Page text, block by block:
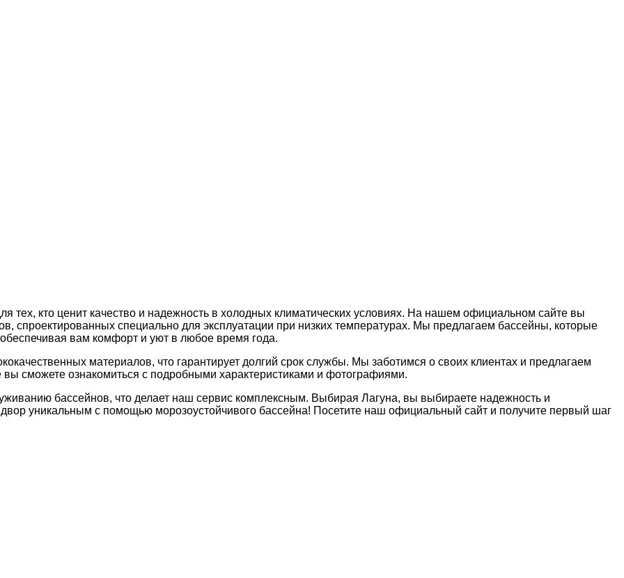
тех, кто ценит качество и надежность в холодных климатических условиях. На нашем официальном сайте вы
спроектированных специально для эксплуатации при низких температурах. Мы предлагаем бассейны, которые
вам комфорт и уют в любое время года.
материалов, что гарантирует долгий срок службы. Мы заботимся о своих клиентах и предлагаем
сможете ознакомиться с подробными характеристиками и фотографиями.
бассейнов, что делает наш сервис комплексным. Выбирая Лагуна, вы выбираете надежность и
уникальным с помощью морозоустойчивого бассейна! Посетите наш официальный сайт и получите первый шаг